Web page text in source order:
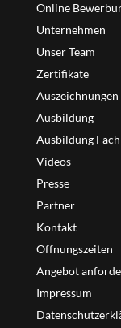
Online
Unternehmen
Unser Team
Zertifikate
Auszeichnungen
Ausbildung
Ausbildung
Videos
Presse
Partner
Kontakt
Öffnungszeiten
Angebot
Impressum